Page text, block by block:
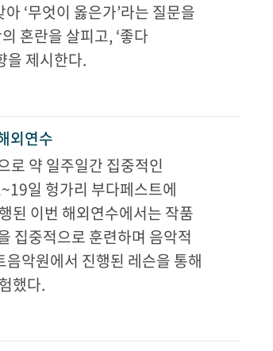
‘무엇이 옳은가’라는 질문을
혼란을 살피고, ‘좋다
을 제시한다.
외연수
로 약 일주일간 집중적인
일 헝가리 부다페스트에
이번 해외연수에서는 작품
집중적으로 훈련하며 음악적
악원에서 진행된 레슨을 통해
했다.